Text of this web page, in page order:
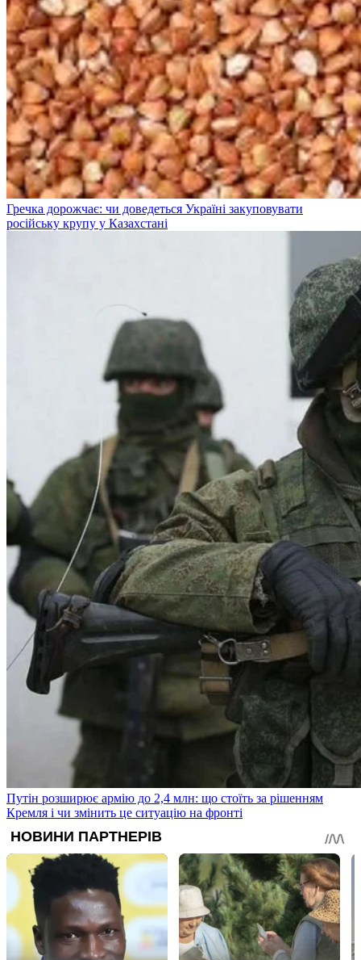
Гречка дорожчає: чи доведеться Україні закуповувати
російську крупу у Казахстані
Путін розширює армію до 2,4 млн: що стоїть за рішенням
Кремля і чи змінить це ситуацію на фронті